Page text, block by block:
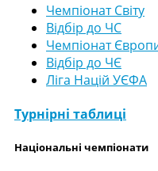
Чемпіонат Світу
Відбір до ЧС
Чемпіонат
Відбір до ЧЄ
Ліга Націй УЄФА
Турнірні таблиці
Національні чемпіонати